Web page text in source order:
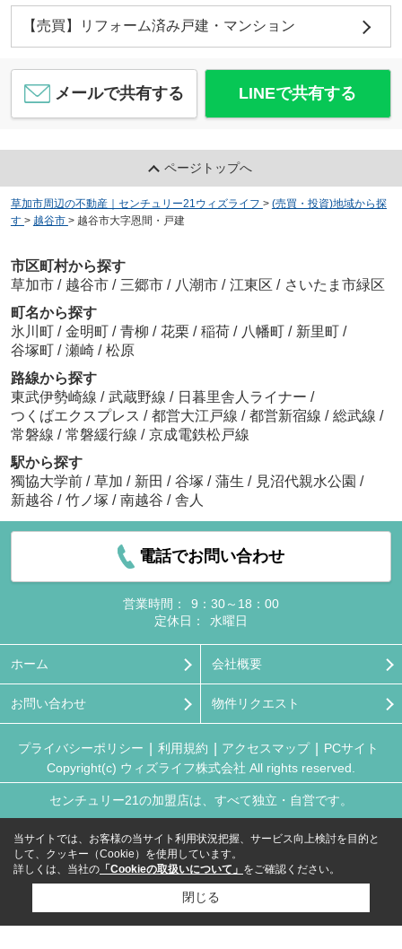
【売買】リフォーム済み戸建・マンション
メールで共有する LINEで共有する
ページトップへ
草加市周辺の不動産｜センチュリー21ウィズライフ > (売買・投資)地域から探
す > 越谷市 > 越谷市大字恩間・戸建
市区町村から探す
草加市 / 越谷市 / 三郷市 / 八潮市 / 江東区 / さいたま市緑区
町名から探す
氷川町 / 金明町 / 青柳 / 花栗 / 稲荷 / 八幡町 / 新里町 /
谷塚町 / 瀬崎 / 松原
路線から探す
東武伊勢崎線 / 武蔵野線 / 日暮里舎人ライナー /
つくばエクスプレス / 都営大江戸線 / 都営新宿線 / 総武線 /
常磐線 / 常磐緩行線 / 京成電鉄松戸線
駅から探す
獨協大学前 / 草加 / 新田 / 谷塚 / 蒲生 / 見沼代親水公園 /
新越谷 / 竹ノ塚 / 南越谷 / 舎人
電話でお問い合わせ
営業時間：
9：30～18：00
定休日：
水曜日
ホーム 会社概要
お問い合わせ 物件リクエスト
プライバシーポリシー 利用規約 アクセスマップ
PCサイト
Copyright(c) ウィズライフ株式会社 All rights reserved.
センチュリー21の加盟店は、すべて独立・自営です。
当サイトでは、お客様の当サイト利用状況把握、サービス向上検討を目的と
して、クッキー（Cookie）を使用しています。
詳しくは、当社の 「Cookieの取扱いについて」 をご確認ください。
閉じる